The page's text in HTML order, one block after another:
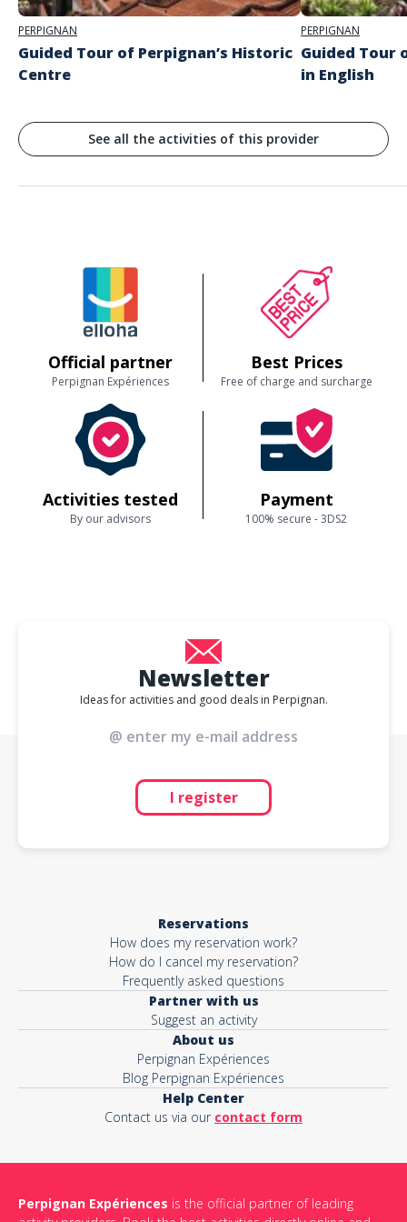
PERPIGNAN
Guided Tour of Perpignan’s Historic
Centre
PERPIGNAN
Guided Tour
in English
See all the activities of this provider
Official partner
Perpignan Expériences
Best Prices
Free of charge and surcharge
Activities tested
By our advisors
Payment
100% secure - 3DS2
Newsletter
Ideas for activities and good deals in Perpignan.
I register
Reservations
How does my reservation work?
How do I cancel my reservation?
Frequently asked questions
Partner with us
Suggest an activity
About us
Perpignan Expériences
Blog Perpignan Expériences
Help Center
Contact us via our contact form
Perpignan Expériences is the official partner of leading